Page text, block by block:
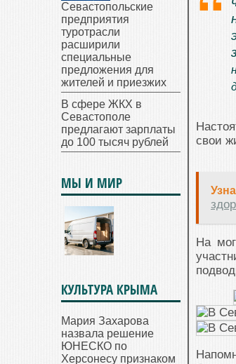
свои
На
Севастопольские
предприятия
туротрасли
расширили
специальные
предложения для
жителей и приезжих
В сфере ЖКХ в
Севастополе
предлагают зарплаты
до 100 тысяч рублей
МЫ И МИР
КУЛЬТУРА КРЫМА
Мария Захарова
назвала решение
ЮНЕСКО по
Херсонесу признаком